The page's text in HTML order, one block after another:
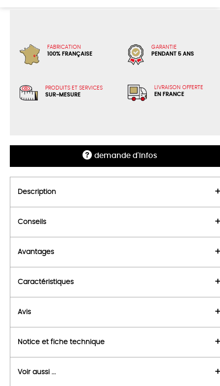
FABRICATION
100% FRANÇAISE
GARANTIE
PENDANT 5 ANS
PRODUITS ET SERVICES
SUR-MESURE
LIVRAISON OFFERTE
EN FRANCE
demande d'infos
Description
Conseils
Avantages
Caractéristiques
Avis
Notice et fiche technique
Voir aussi ...